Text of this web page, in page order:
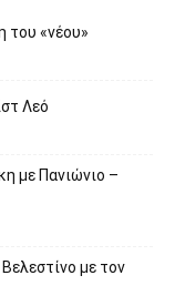
του «νέου»
Λεό
με Πανιώνιο –
με τον